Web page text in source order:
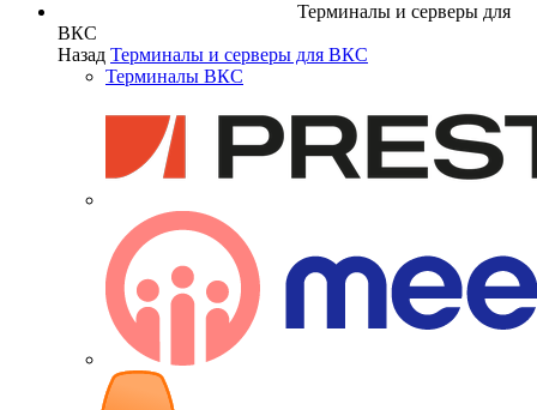
Терминалы и серверы для
ВКС
Назад Терминалы и серверы для ВКС
Терминалы ВКС